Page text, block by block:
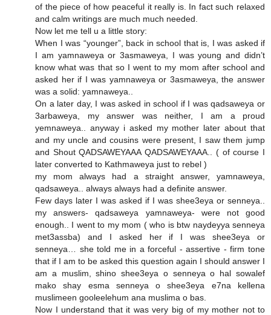
of the piece of how peaceful it really is. In fact such relaxed
and calm writings are much much needed.
Now let me tell u a little story:
When I was “younger”, back in school that is, I was asked if
I am yamnaweya or 3asmaweya, I was young and didn’t
know what was that so I went to my mom after school and
asked her if I was yamnaweya or 3asmaweya, the answer
was a solid: yamnaweya..
On a later day, I was asked in school if I was qadsaweya or
3arbaweya, my answer was neither, I am a proud
yemnaweya.. anyway i asked my mother later about that
and my uncle and cousins were present, I saw them jump
and Shout QADSAWEYAAA QADSAWEYAAA.. ( of course I
later converted to Kathmaweya just to rebel )
my mom always had a straight answer, yamnaweya,
qadsaweya.. always always had a definite answer.
Few days later I was asked if I was shee3eya or senneya..
my answers- qadsaweya yamnaweya- were not good
enough.. I went to my mom ( who is btw naydeyya senneya
met3assba) and I asked her if I was shee3eya or
senneya… she told me in a forceful - assertive - firm tone
that if I am to be asked this question again I should answer I
am a muslim, shino shee3eya o senneya o hal sowalef
mako shay esma senneya o shee3eya e7na kellena
muslimeen gooleelehum ana muslima o bas.
Now I understand that it was very big of my mother not to